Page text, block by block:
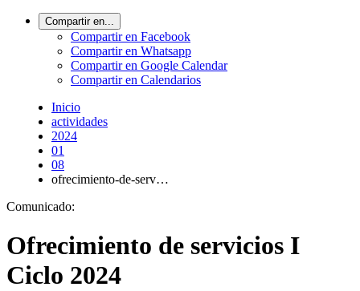
Compartir en...
Compartir en Facebook
Compartir en Whatsapp
Compartir en Google Calendar
Compartir en Calendarios
Inicio
actividades
2024
01
08
ofrecimiento-de-serv…
Comunicado:
Ofrecimiento de servicios I
Ciclo 2024